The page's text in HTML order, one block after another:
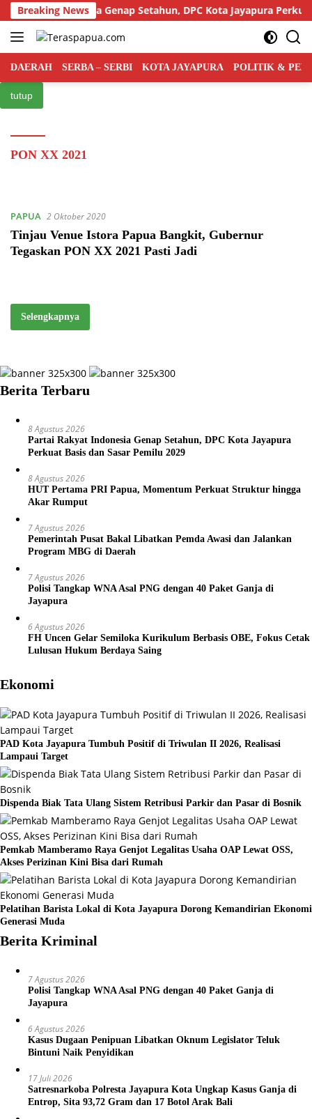
Langsung
ke
konten
Breaking News
Rakyat Indonesia Genap Setahun, DPC Kota Jayapura Perkuat
DAERAH SERBA – SERBI KOTA JAYAPURA POLITIK &
tutup
PON XX 2021
PAPUA 2 Oktober 2020
Tinjau Venue Istora Papua Bangkit, Gubernur
Tegaskan PON XX 2021 Pasti Jadi
Selengkapnya
Berita Terbaru
8 Agustus 2026
Partai Rakyat Indonesia Genap Setahun, DPC Kota Jayapura
Perkuat Basis dan Sasar Pemilu 2029
8 Agustus 2026
HUT Pertama PRI Papua, Momentum Perkuat Struktur hingga
Akar Rumput
7 Agustus 2026
Pemerintah Pusat Bakal Libatkan Pemda Awasi dan Jalankan
Program MBG di Daerah
7 Agustus 2026
Polisi Tangkap WNA Asal PNG dengan 40 Paket Ganja di
Jayapura
6 Agustus 2026
FH Uncen Gelar Semiloka Kurikulum Berbasis OBE, Fokus Cetak
Lulusan Hukum Berdaya Saing
Ekonomi
PAD Kota Jayapura Tumbuh Positif di Triwulan II 2026, Realisasi
Lampaui Target
Dispenda Biak Tata Ulang Sistem Retribusi Parkir dan Pasar di Bosnik
Pemkab Mamberamo Raya Genjot Legalitas Usaha OAP Lewat OSS,
Akses Perizinan Kini Bisa dari Rumah
Pelatihan Barista Lokal di Kota Jayapura Dorong Kemandirian Ekonomi
Generasi Muda
Berita Kriminal
7 Agustus 2026
Polisi Tangkap WNA Asal PNG dengan 40 Paket Ganja di
Jayapura
6 Agustus 2026
Kasus Dugaan Penipuan Libatkan Oknum Legislator Teluk
Bintuni Naik Penyidikan
17 Juli 2026
Satresnarkoba Polresta Jayapura Kota Ungkap Kasus Ganja di
Entrop, Sita 93,72 Gram dan 17 Botol Arak Bali